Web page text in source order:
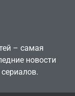
– самая
новости